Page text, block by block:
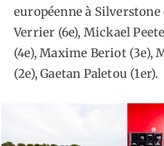
européenne à
Verrier (6e), Mickael
(4e), Maxime Beriot (3e),
(2e), Gaetan Paletou (1er).